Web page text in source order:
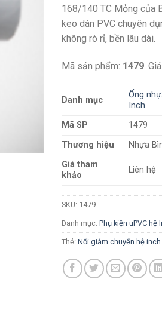
168/140 TC Mỏng của
keo dán PVC chuyên
không rò rỉ, bền lâu dài.
Mã sản phẩm: 1479 .
Danh mục
Ống
Inch
Mã SP
1479
Thương hiệu
Nhựa
Giá tham
khảo
Liên hệ
SKU: 1479
Danh mục: Phụ kiện uPVC hệ
Thẻ: Nối giảm chuyển hệ